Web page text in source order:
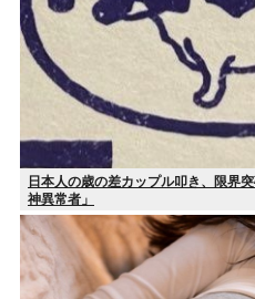
日本人の歳の差カップル叩き、限界
神異常者」